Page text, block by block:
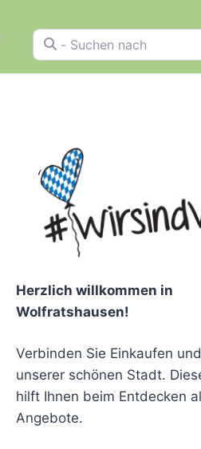
- Suchen nach
Herzlich willkommen in
Wolfratshausen!
Verbinden Sie Einkaufen
unserer schönen Stadt.
hilft Ihnen beim Entdecken
Angebote.